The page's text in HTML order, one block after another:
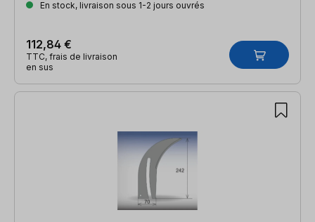
En stock, livraison sous 1-2 jours ouvrés
112,84 €
TTC, frais de livraison
en sus